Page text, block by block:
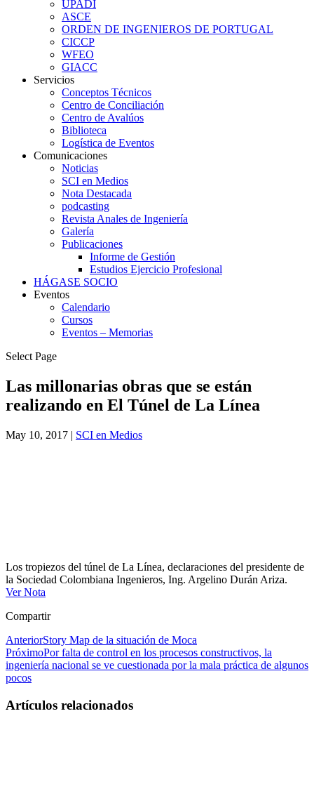
UPADI
ASCE
ORDEN DE INGENIEROS DE PORTUGAL
CICCP
WFEO
GIACC
Servicios
Conceptos Técnicos
Centro de Conciliación
Centro de Avalúos
Biblioteca
Logística de Eventos
Comunicaciones
Noticias
SCI en Medios
Nota Destacada
podcasting
Revista Anales de Ingeniería
Galería
Publicaciones
Informe de Gestión
Estudios Ejercicio Profesional
HÁGASE SOCIO
Eventos
Calendario
Cursos
Eventos – Memorias
Select Page
Las millonarias obras que se están
realizando en El Túnel de La Línea
May 10, 2017 | SCI en Medios
Los tropiezos del túnel de La Línea, declaraciones del presidente de
la Sociedad Colombiana Ingenieros, Ing. Argelino Durán Ariza.
Ver Nota
Compartir
AnteriorStory Map de la situación de Moca
PróximoPor falta de control en los procesos constructivos, la
ingeniería nacional se ve cuestionada por la mala práctica de algunos
pocos
Artículos relacionados